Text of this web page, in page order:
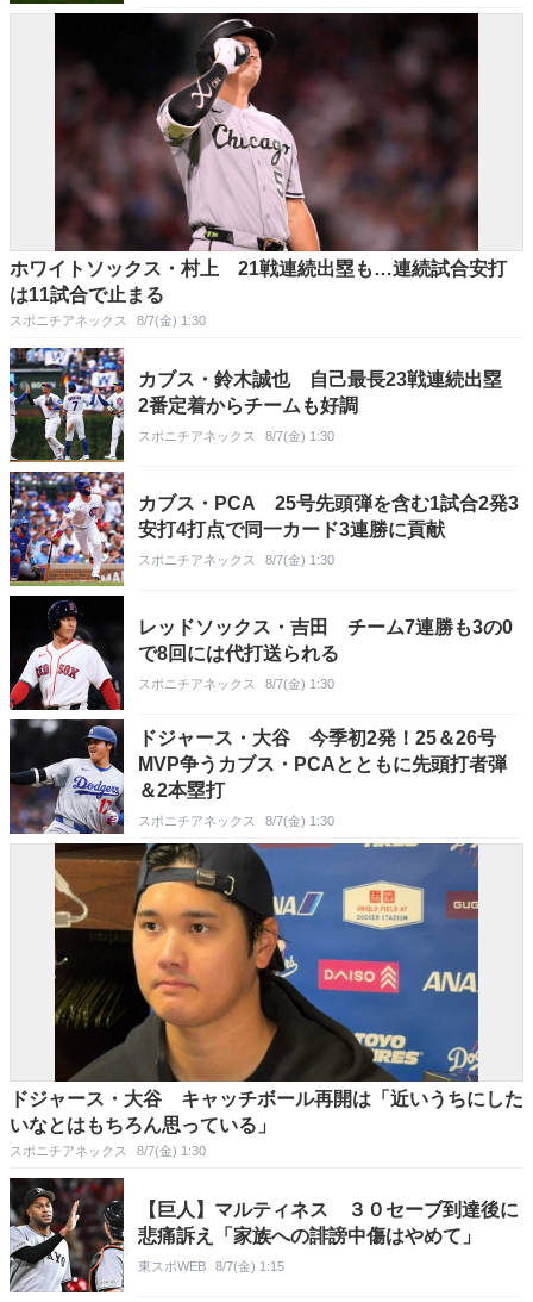
ホワイトソックス・村上 21戦連続出塁も…連続試合安打
は11試合で止まる
スポニチアネックス 8/7(金) 1:30
カブス・鈴木誠也 自己最長23戦連続出塁
2番定着からチームも好調
スポニチアネックス 8/7(金) 1:30
カブス・PCA 25号先頭弾を含む1試合2発3
安打4打点で同一カード3連勝に貢献
スポニチアネックス 8/7(金) 1:30
レッドソックス・吉田 チーム7連勝も3の0
で8回には代打送られる
スポニチアネックス 8/7(金) 1:30
ドジャース・大谷 今季初2発！25＆26号
MVP争うカブス・PCAとともに先頭打者弾
＆2本塁打
スポニチアネックス 8/7(金) 1:30
ドジャース・大谷 キャッチボール再開は「近いうちにした
いなとはもちろん思っている」
スポニチアネックス 8/7(金) 1:30
【巨人】マルティネス ３０セーブ到達後に
悲痛訴え「家族への誹謗中傷はやめて」
東スポWEB 8/7(金) 1:15